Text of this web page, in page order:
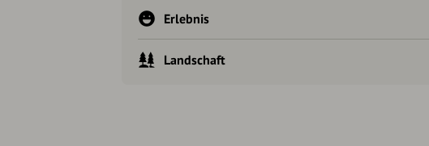
Erlebnis
Landschaft